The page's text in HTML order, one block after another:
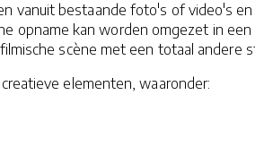
vanuit bestaande foto's of video's en
opname kan worden omgezet in een
scène met een totaal andere
elementen, waaronder: